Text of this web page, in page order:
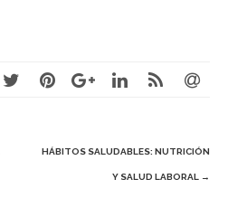
HÁBITOS SALUDABLES: NUTRICIÓN
Y SALUD LABORAL →